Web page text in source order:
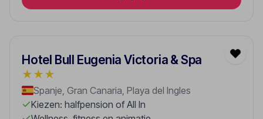
Hotel Bull Eugenia Victoria & Spa
★★★
Spanje, Gran Canaria, Playa del Ingles
Kiezen: halfpension of All In